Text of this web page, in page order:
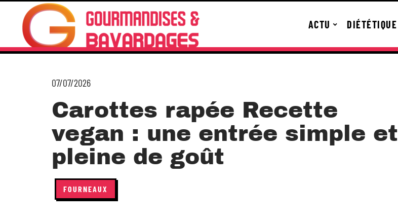
ACTU DIÉTÉTIQUE
07/07/2026
Carottes rapée Recette
vegan : une entrée simple et
pleine de goût
FOURNEAUX